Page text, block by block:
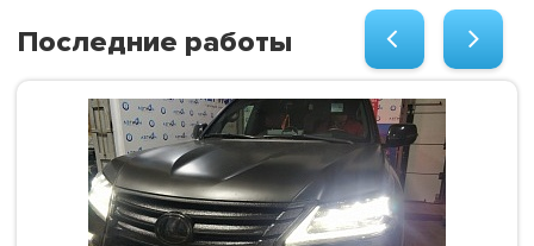
Последние работы